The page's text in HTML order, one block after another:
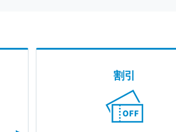
割引